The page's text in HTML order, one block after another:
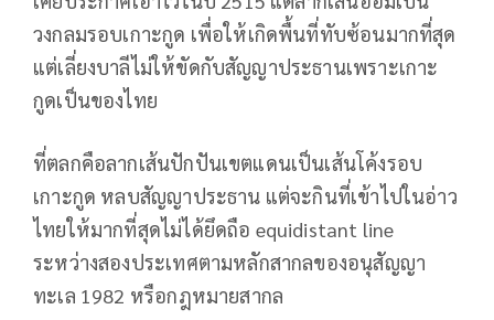
วงกลมรอบเกาะกูด เพื่อให้เกิดพื้นที่ทับซ้อนมากที่สุด
แต่เลี่ยงบาลีไม่ให้ขัดกับสัญญาประธานเพราะเกาะ
กูดเป็นของไทย
ที่ตลกคือลากเส้นปักปันเขตแดนเป็นเส้นโค้งรอบ
เกาะกูด หลบสัญญาประธาน แต่จะกินที่เข้าไปในอ่าว
ไทยให้มากที่สุดไม่ได้ยึดถือ equidistant line
ระหว่างสองประเทศตามหลักสากลของอนุสัญญา
ทะเล 1982 หรือกฎหมายสากล